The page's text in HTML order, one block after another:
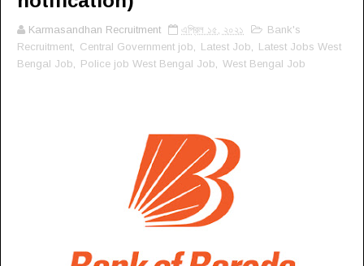
Karmasandhan Recruitment এপ্রিল ১৫, ২০২১
Bank's
Recruitment
Central Government job Latest Job
Latest Jobs West
Bengal Job
Police job West Bengal Job West Bengal Job